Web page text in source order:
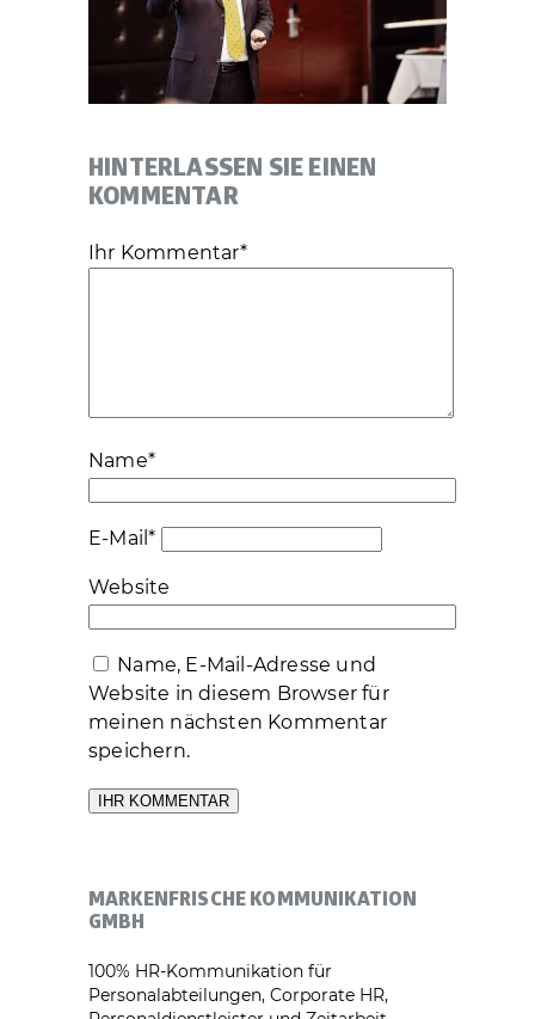
HINTERLASSEN SIE EINEN
KOMMENTAR
Ihr Kommentar*
Name*
E-Mail*
Website
Name, E-Mail-Adresse und
Website in diesem Browser für
meinen nächsten Kommentar
speichern.
MARKENFRISCHE KOMMUNIKATION
GMBH
100% HR-Kommunikation für
Personalabteilungen, Corporate HR,